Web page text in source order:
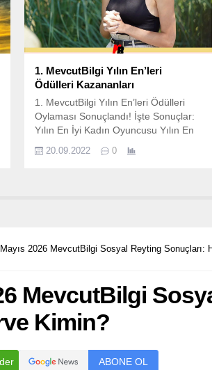
1. MevcutBilgi Yılın En’leri
Ödülleri Kazananları
1. MevcutBilgi Yılın En’leri Ödülleri
Oylaması Sonuçlandı! İşte Sonuçlar:
Yılın En İyi Kadın Oyuncusu Yılın En
Oyuncusu Yılın En İyi Erkek Haber
20.09.2022 0
2026 MevcutBilgi Sosyal Reyting Sonuçları:
MevcutBilgi
Kimin?
ABONE OL